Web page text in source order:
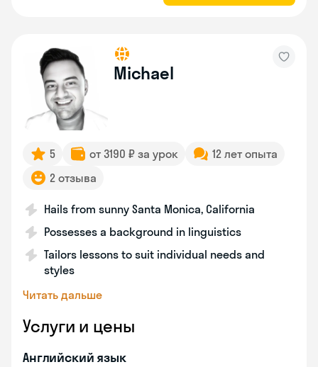
Michael
5 от 3190 ₽ за урок
12 лет опыта
2 отзыва
Hails from sunny Santa Monica, California
Possesses a background in linguistics
Tailors lessons to suit individual needs and
styles
Читать дальше
Услуги и цены
Английский язык